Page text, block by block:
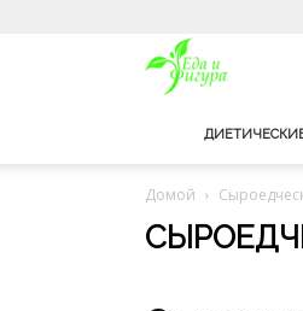
и
фигура
Домой